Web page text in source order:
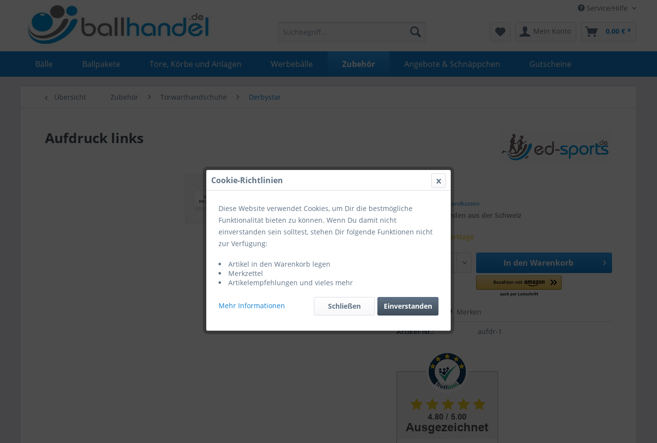
Service/Hilfe
Mein Konto 0,00 € *
Bälle Ballpakete Tore, Körbe und Anlagen Werbebälle Zubehör Angebote & Schnäppchen Gutscheine
Übersicht Zubehör Torwarthandschuhe Derbystar
Aufdruck links
0,01 € *
inkl. Versandkosten
Kunden aus der Schweiz
Lieferzeit 6 Werktage
In den Warenkorb
Vergleichen Merken
Artikel-Nr.: aufdr-1
Cookie-Richtlinien
Diese Website verwendet Cookies, um Dir die bestmögliche
Funktionalität bieten zu können. Wenn Du damit nicht
einverstanden sein solltest, stehen Dir folgende Funktionen nicht
zur Verfügung:
Artikel in den Warenkorb legen
Merkzettel
Artikelempfehlungen und vieles mehr
Mehr Informationen Einverstanden
Schließen